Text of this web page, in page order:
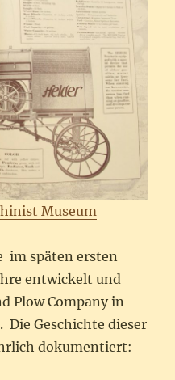
Museum
im späten ersten
entwickelt und
Plow Company in
Die Geschichte dieser
dokumentiert: